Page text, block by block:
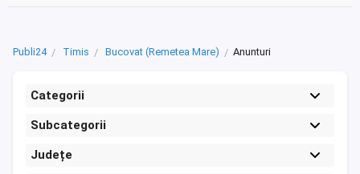
Publi24 Timis Bucovat (Remetea Mare) Anunturi
Categorii
Subcategorii
Județe